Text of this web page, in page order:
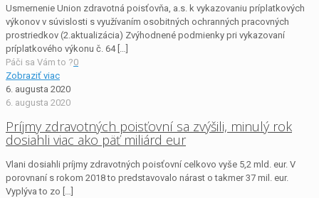
Usmernenie Union zdravotná poisťovňa, a.s. k vykazovaniu príplatkových
výkonov v súvislosti s využívaním osobitných ochranných pracovných
prostriedkov (2.aktualizácia) Zvýhodnené podmienky pri vykazovaní
príplatkového výkonu č. 64[…]
Páči sa Vám to ?0
Zobraziť viac
6. augusta 2020
6. augusta 2020
Príjmy zdravotných poisťovní sa zvýšili, minulý rok
dosiahli viac ako päť miliárd eur
Vlani dosiahli príjmy zdravotných poisťovní celkovo vyše 5,2 mld. eur. V
porovnaní s rokom 2018 to predstavovalo nárast o takmer 37 mil. eur.
Vyplýva to zo […]